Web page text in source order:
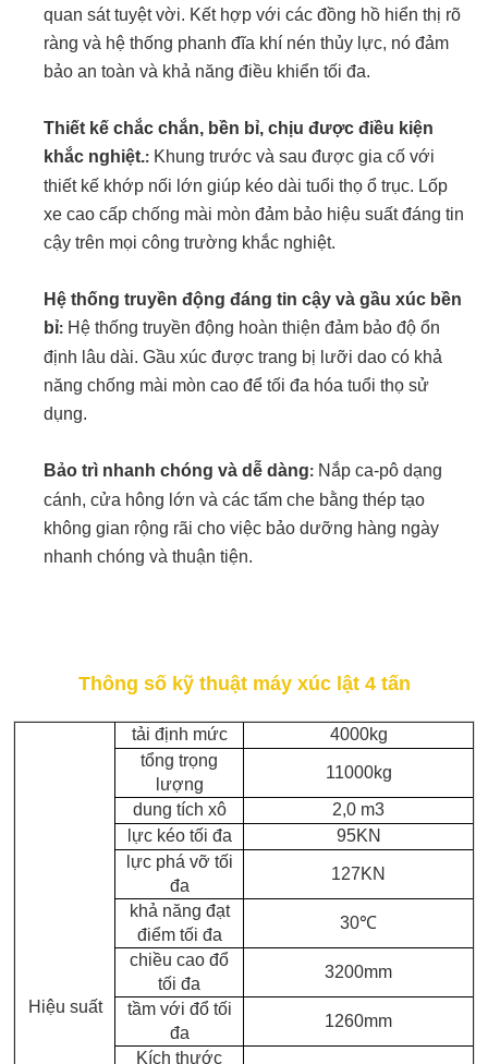
quan sát tuyệt vời. Kết hợp với các đồng hồ hiển thị rõ
ràng và hệ thống phanh đĩa khí nén thủy lực, nó đảm
bảo an toàn và khả năng điều khiển tối đa.
Thiết kế chắc chắn, bền bỉ, chịu được điều kiện
khắc nghiệt.: Khung trước và sau được gia cố với
thiết kế khớp nối lớn giúp kéo dài tuổi thọ ổ trục. Lốp
xe cao cấp chống mài mòn đảm bảo hiệu suất đáng tin
cậy trên mọi công trường khắc nghiệt.
Hệ thống truyền động đáng tin cậy và gầu xúc bền
bỉ: Hệ thống truyền động hoàn thiện đảm bảo độ ổn
định lâu dài. Gầu xúc được trang bị lưỡi dao có khả
năng chống mài mòn cao để tối đa hóa tuổi thọ sử
dụng.
Bảo trì nhanh chóng và dễ dàng: Nắp ca-pô dạng
cánh, cửa hông lớn và các tấm che bằng thép tạo
không gian rộng rãi cho việc bảo dưỡng hàng ngày
nhanh chóng và thuận tiện.
Thông số kỹ thuật máy xúc lật 4 tấn
Hiệu suất
tải định mức
4000kg
tổng trọng
lượng
11000kg
dung tích xô
2,0 m3
lực kéo tối đa
95KN
lực phá vỡ tối
đa
127KN
khả năng đạt
điểm tối đa
30℃
chiều cao đổ
tối đa
3200mm
tầm với đổ tối
đa
1260mm
Kích thước